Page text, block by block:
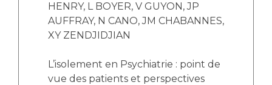
HENRY, L BOYER, V GUYON, JP
AUFFRAY, N CANO, JM CHABANNES,
XY ZENDJIDJIAN
L’isolement en Psychiatrie : point de
vue des patients et perspectives